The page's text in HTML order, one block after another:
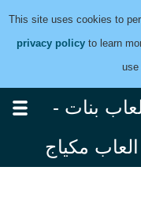
This site uses cookies to
privacy policy to learn
use
بنات -
العاب مكياج